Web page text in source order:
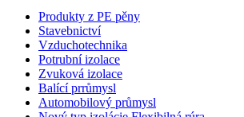
Produkty z PE pěny
Stavebnictví
Vzduchotechnika
Potrubní izolace
Zvuková izolace
Balící prrůmysl
Automobilový průmysl